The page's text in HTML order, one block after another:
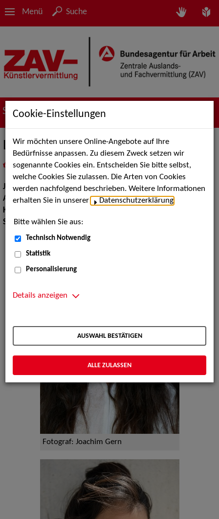
Menü Suche
Suche nach Künstler*innen
Lamis
als PDF speichern
inMeine Merklistelegen
Jahrgang:1992
Augenfarbe:braun
Körpergröße:
Sprachen:Arabisch, Deutsch, Englisch, Hebräisch
Fotograf: Joachim Gern
Cookie-Einstellungen
Wir möchten unsere Online-Angebote auf Ihre
Bedürfnisse anpassen. Zu diesem Zweck setzen wir
sogenannte Cookies ein. Entscheiden Sie bitte selbst,
welche Cookies Sie zulassen. Die Arten von Cookies
werden nachfolgend beschrieben. Weitere Informationen
erhalten Sie in unserer
Datenschutzerklärung
Bitte wählen Sie aus:
Technisch Notwendig
Statistik
Personalisierung
Details anzeigen
AUSWAHL BESTÄTIGEN
ALLE ZULASSEN